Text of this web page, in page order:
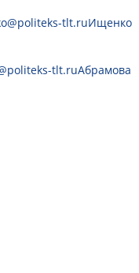
tlt.ruИщенко
tlt.ruАбрамова